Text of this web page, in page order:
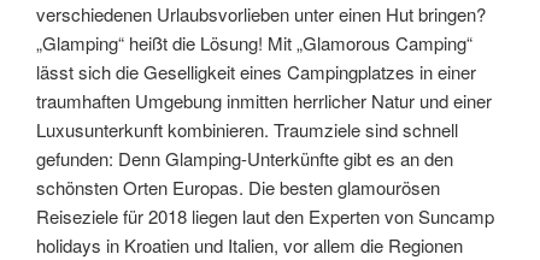
verschiedenen Urlaubsvorlieben unter einen Hut bringen?
„Glamping“ heißt die Lösung! Mit „Glamorous Camping“
lässt sich die Geselligkeit eines Campingplatzes in einer
traumhaften Umgebung inmitten herrlicher Natur und einer
Luxusunterkunft kombinieren. Traumziele sind schnell
gefunden: Denn Glamping-Unterkünfte gibt es an den
schönsten Orten Europas. Die besten glamourösen
Reiseziele für 2018 liegen laut den Experten von Suncamp
holidays in Kroatien und Italien, vor allem die Regionen